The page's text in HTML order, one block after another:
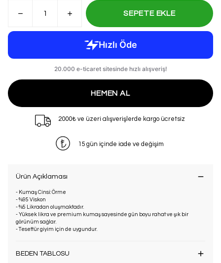
SEPETE EKLE
HEMEN AL
2000₺ ve üzeri alışverişlerde kargo ücretsiz
15 gün içinde iade ve değişim
Ürün Açıklaması
- Kumaş Cinsi: Örme
- %95 Viskon
- %5 Likradan oluşmaktadır.
- Yüksek likra ve premium kumaş sayesinde gün boyu rahat ve şık bir
görünüm sağlar.
- Tesettür giyim için de uygundur.
BEDEN TABLOSU